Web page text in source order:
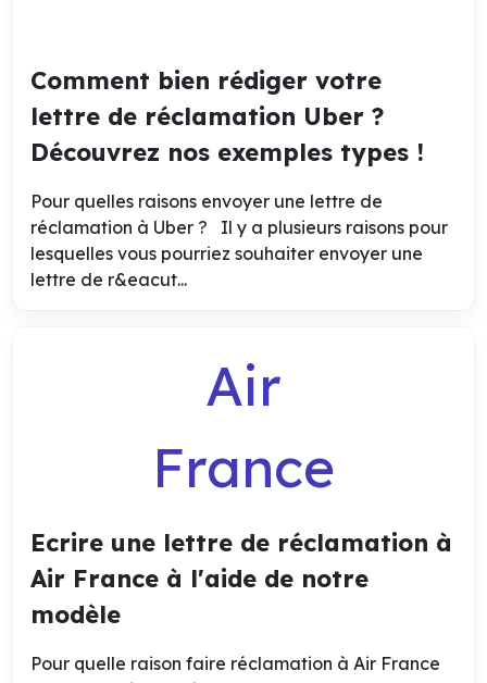
Comment bien rédiger votre
lettre de réclamation Uber ?
Découvrez nos exemples types !
Pour quelles raisons envoyer une lettre de
réclamation à Uber ? Il y a plusieurs raisons pour
lesquelles vous pourriez souhaiter envoyer une
lettre de r&eacut...
Air
France
Ecrire une lettre de réclamation à
Air France à l'aide de notre
modèle
Pour quelle raison faire réclamation à Air France